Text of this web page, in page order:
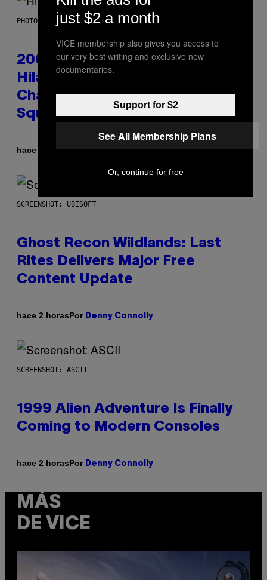
PHOTO BY EMMA MCINTYRE/GETTY IMAGES FOR SIRIUSXM
2000s Nostalgia Overload:
Hilary Duff Brings Good
Charlotte on Stage at Madison
Square Garden
hace 1 horaPorDan Milam
SCREENSHOT: UBISOFT
Ghost Recon Wildlands: Last
Rites Delivers Major Free
Content Update
hace 2 horasPor Denny Connolly
SCREENSHOT: ASCII
1999 Alien Adventure Is Finally
Coming to Modern Consoles
hace 2 horasPor Denny Connolly
MÁS
DE VICE
just $2 a month
VICE membership also gives you access to
our very best writing and exclusive new
documentaries.
Support for $2
See All Membership Plans
Or, continue for free